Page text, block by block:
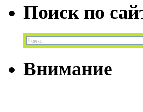
Поиск по
Внимание